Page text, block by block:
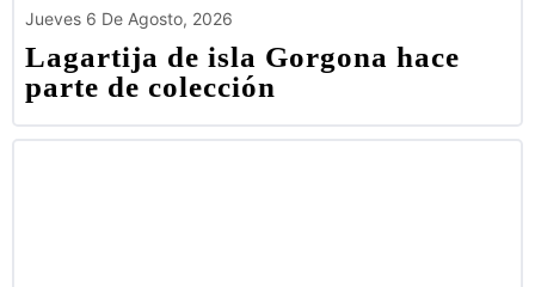
Jueves 6 De Agosto, 2026
Lagartija de isla Gorgona hace
parte de colección